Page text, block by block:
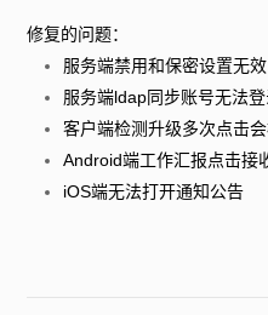
修复的问题：
服务端禁用和保密设置无效
服务端ldap同步账号无法
客户端检测升级多次点击
Android端工作汇报点击接
iOS端无法打开通知公告